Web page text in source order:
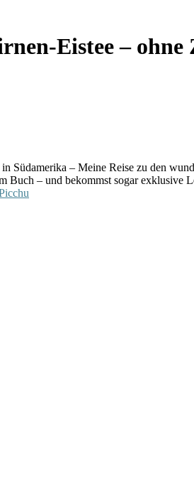
Eistee – ohne
Südamerika – Meine Reise zu den
Buch – und bekommst sogar exklusive